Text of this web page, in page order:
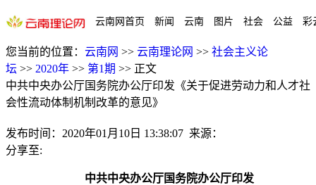
云南网首页 新闻 云南 图片 社会 公益 彩
您当前的位置： 云南网 >> 云南理论网 >> 社会主义论
坛 >> 2020年 >> 第1期 >> 正文
中共中央办公厅国务院办公厅印发《关于促进劳动力和人才社
会性流动体制机制改革的意见》
发布时间： 2020年01月10日 13:38:07 来源：
分享至:
中共中央办公厅国务院办公厅印发